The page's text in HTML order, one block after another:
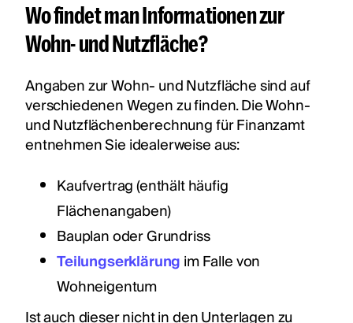
Wo findet man Informationen zur
Wohn- und Nutzfläche?
Angaben zur Wohn- und Nutzfläche sind auf
verschiedenen Wegen zu finden. Die Wohn-
und Nutzflächenberechnung für Finanzamt
entnehmen Sie idealerweise aus:
Kaufvertrag (enthält häufig
Flächenangaben)
Bauplan oder Grundriss
Teilungserklärungim Falle von
Wohneigentum
Ist auch dieser nicht in den Unterlagen zu